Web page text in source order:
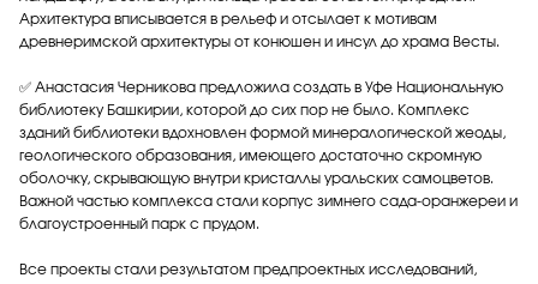
Архитектура вписывается в рельеф и отсылает к мотивам
древнеримской архитектуры от конюшен и инсул до храма Весты.
✅ Анастасия Черникова предложила создать в Уфе Национальную
библиотеку Башкирии, которой до сих пор не было. Комплекс
зданий библиотеки вдохновлен формой минералогической жеоды,
геологического образования, имеющего достаточно скромную
оболочку, скрывающую внутри кристаллы уральских самоцветов.
Важной частью комплекса стали корпус зимнего сада-оранжереи и
благоустроенный парк с прудом.
Все проекты стали результатом предпроектных исследований,